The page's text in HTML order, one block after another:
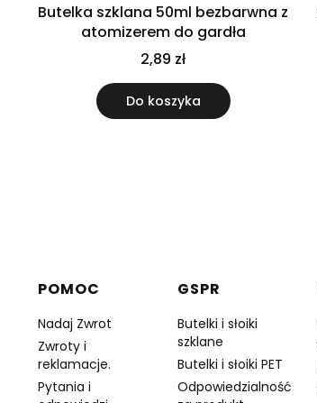
Butelka szklana 50ml bezbarwna z
atomizerem do gardła
2,89 zł
Do koszyka
Linki w stopce
POMOC
Nadaj Zwrot
Zwroty i
reklamacje.
Pytania i
GSPR
Butelki i słoiki
szklane
Butelki i słoiki PET
Odpowiedzialność